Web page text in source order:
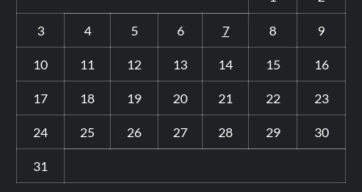
3 4 5 6 7 8 9
10 11 12 13 14 15 16
17 18 19 20 21 22 23
24 25 26 27 28 29 30
31